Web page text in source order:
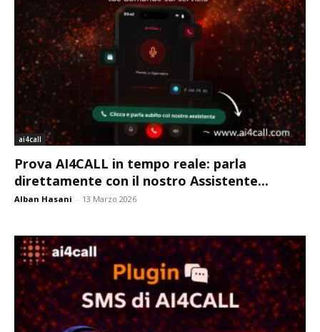
ai4call
Prova AI4CALL in tempo reale: parla
direttamente con il nostro Assistente...
Alban Hasani - 13 Marzo 2026